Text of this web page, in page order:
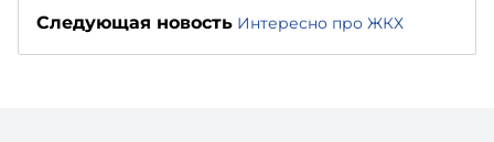
Следующая новость Интересно про ЖКХ